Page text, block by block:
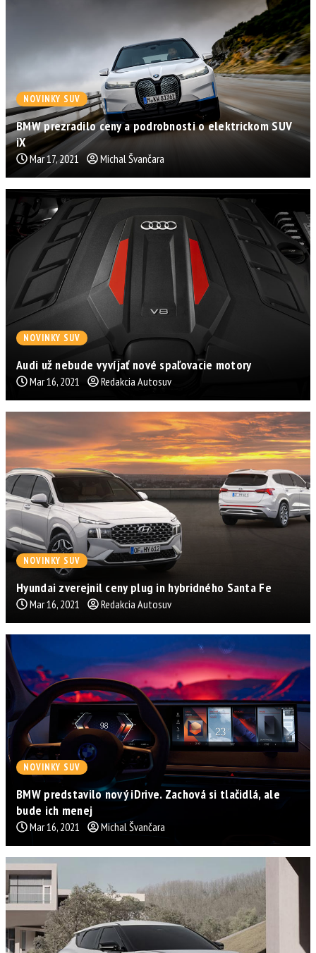
NOVINKY SUV
BMW prezradilo ceny a podrobnosti o elektrickom SUV
iX
Mar 17, 2021 Michal Švančara
NOVINKY SUV
Audi už nebude vyvíjať nové spaľovacie motory
Mar 16, 2021 Redakcia Autosuv
NOVINKY SUV
Hyundai zverejnil ceny plug in hybridného Santa Fe
Mar 16, 2021 Redakcia Autosuv
NOVINKY SUV
BMW predstavilo nový iDrive. Zachová si tlačidlá, ale
bude ich menej
Mar 16, 2021 Michal Švančara